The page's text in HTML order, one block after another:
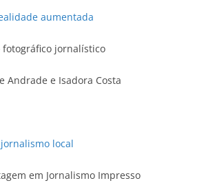
aumentada
fotográfico jornalístico
Andrade e Isadora Costa
local
em Jornalismo Impresso